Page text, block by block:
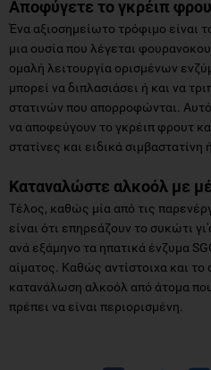
Αποφύγετε το γκρέιπ
Ένα αξιοσημείωτο τρόφιμο είναι
μια ουσία που λέγεται
ομαλή λειτουργία ορισμένων
μπορεί να διπλασιάσει ή και να
στατινών που απορροφώνται.
να αποφεύγουν το γκρέιπ φρουτ
στατίνες και ειδικά σιμβαστατίνη
Καταναλώστε αλκοόλ με
Τέλος, καθώς μία από τις
είναι ότι επηρεάζουν το συκώτι
ανά εξάμηνο τα ηπατικά ένζυμα
αίματος. Καθώς αντίστοιχα και
κατανάλωση αλκοόλ από άτομα
πρέπει να είναι περιορισμένη.